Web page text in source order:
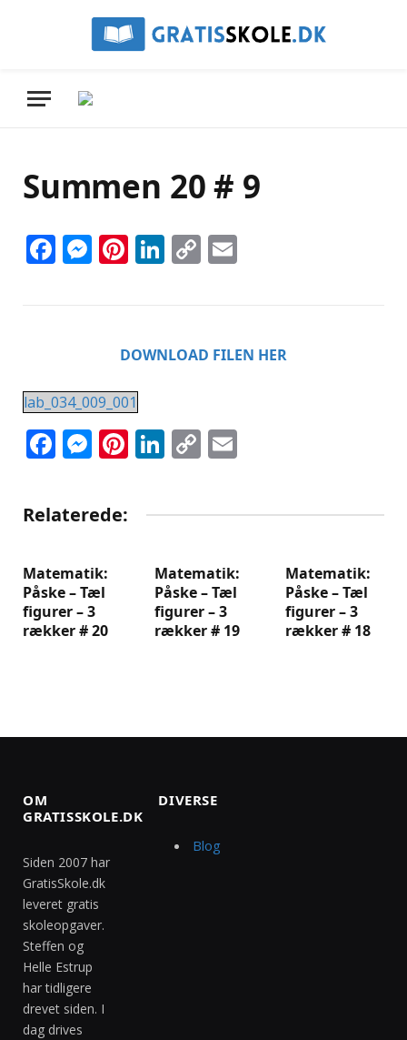
Summen 20 # 9
Facebook
Messenger
Pinterest
LinkedIn
Copy
DOWNLOAD FILEN HER
lab_034_009_001
Facebook
Messenger
Pinterest
LinkedIn
Copy
Relaterede:
Matematik:
Påske – Tæl
figurer – 3
rækker # 20
Matematik:
Påske – Tæl
figurer – 3
rækker # 19
Matematik:
Påske – Tæl
figurer – 3
rækker # 18
OM
GRATISSKOLE.DK
Siden 2007 har
GratisSkole.dk
leveret gratis
skoleopgaver.
Steffen og
Helle Estrup
har tidligere
drevet siden. I
dag drives
DIVERSE
Blog